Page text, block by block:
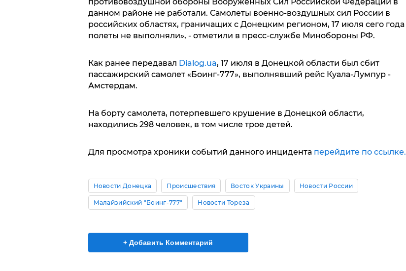
данном районе не работали. Самолеты военно-воздушных сил России в
российских областях, граничащих с Донецким регионом, 17 июля сего года
полеты не выполняли», - отметили в пресс-службе Минобороны РФ.
Как ранее передавал Dialog.ua, 17 июля в Донецкой области был сбит
пассажирский самолет «Боинг-777», выполнявший рейс Куала-Лумпур -
Амстердам.
На борту самолета, потерпевшего крушение в Донецкой области,
находились 298 человек, в том числе трое детей.
Для просмотра хроники событий данного инцидента перейдите по ссылке.
Новости Донецка Происшествия Восток Украины Новости России
Малайзийский "Боинг-777" Новости Тореза
+ Добавить Комментарий